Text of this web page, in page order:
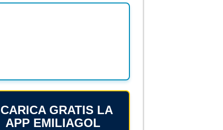
GRATIS LA
APP EMILIAGOL